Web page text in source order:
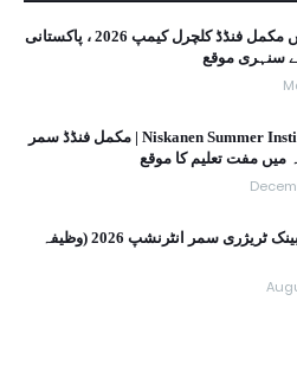
جنوبی کوریا میں مکمل فنڈڈ کلچرل کیمپ 2026 ، پاکستانی
سنہری موقع
Niskanen Summer Institute 2026 USA | مکمل فنڈڈ سمر
میں مفت تعلیم کا موقع
USA میں ورلڈ بینک ٹریژری سمر انٹرنشپ 2026 (وظیفہ